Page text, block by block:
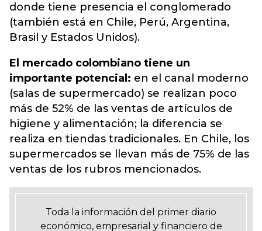
donde tiene presencia el conglomerado
(también está en Chile, Perú, Argentina,
Brasil y Estados Unidos).
El mercado colombiano tiene un
importante potencial: en el canal moderno
(salas de supermercado) se realizan poco
más de 52% de las ventas de artículos de
higiene y alimentación; la diferencia se
realiza en tiendas tradicionales. En Chile, los
supermercados se llevan más de 75% de las
ventas de los rubros mencionados.
Toda la información del primer diario
económico, empresarial y financiero de